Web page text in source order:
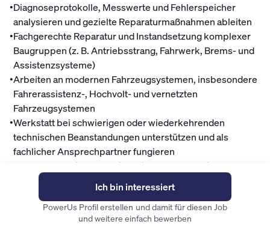
•Diagnoseprotokolle, Messwerte und Fehlerspeicher
analysieren und gezielte Reparaturmaßnahmen ableiten
•Fachgerechte Reparatur und Instandsetzung komplexer
Baugruppen (z. B. Antriebsstrang, Fahrwerk, Brems- und
Assistenzsysteme)
•Arbeiten an modernen Fahrzeugsystemen, insbesondere
Fahrerassistenz-, Hochvolt- und vernetzten
Fahrzeugsystemen
•Werkstatt bei schwierigen oder wiederkehrenden
technischen Beanstandungen unterstützen und als
fachlicher Ansprechpartner fungieren
Durch strukturierte Arbeitsweise und sorgfältige
Dokumentation hohe Qualität und Verfügbarkeit der
Fahrzeuge sicherstellen
Mitarbeitervorteile
Ich bin interessiert
PowerUs Profil erstellen und damit für diesen Job
und weitere einfach bewerben